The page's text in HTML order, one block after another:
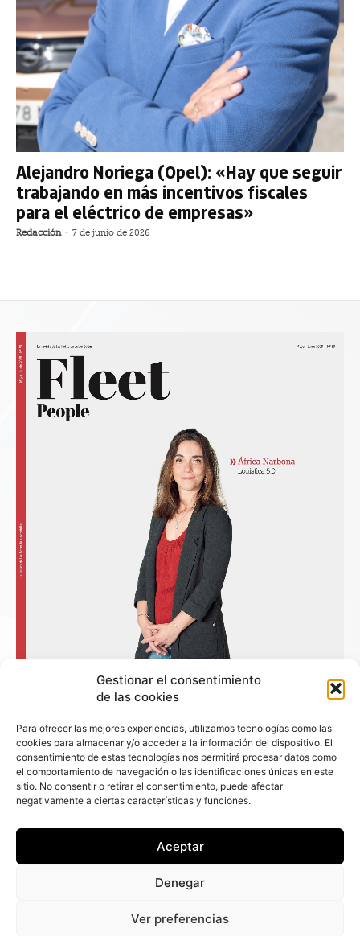
Gestionar el consentimiento
de las cookies
Para ofrecer las mejores experiencias, utilizamos tecnologías como las
cookies para almacenar y/o acceder a la información del dispositivo. El
consentimiento de estas tecnologías nos permitirá procesar datos como
el comportamiento de navegación o las identificaciones únicas en este
sitio. No consentir o retirar el consentimiento, puede afectar
negativamente a ciertas características y funciones.
Aceptar
Denegar
Ver preferencias
Alejandro Noriega (Opel): «Hay que seguir
trabajando en más incentivos fiscales
para el eléctrico de empresas»
Redacción - 7 de junio de 2026
+ Fleet People
Contacto
Staff
La edición digital